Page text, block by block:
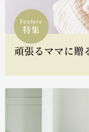
Feature
特集
頑張るママに贈